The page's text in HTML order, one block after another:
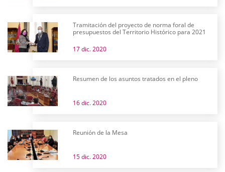
Tramitación del proyecto de norma foral de
presupuestos del Territorio Histórico para 2021
17 dic. 2020
Resumen de los asuntos tratados en el pleno
16 dic. 2020
Reunión de la Mesa
15 dic. 2020